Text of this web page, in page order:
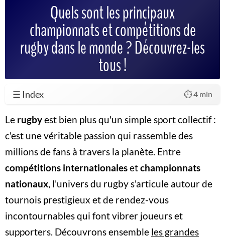
Quels sont les principaux
championnats et compétitions de
rugby dans le monde ? Découvrez-les
tous !
☰ Index ⏱️ 4 min
Le rugbyest bien plus qu'un simplesport collectif:
c'est une véritable passion qui rassemble des
millions de fans à travers la planète. Entre
compétitions internationalesetchampionnats
nationaux, l'univers du rugby s'articule autour de
tournois prestigieux et de rendez-vous
incontournables qui font vibrer joueurs et
supporters. Découvrons ensemble les grandes